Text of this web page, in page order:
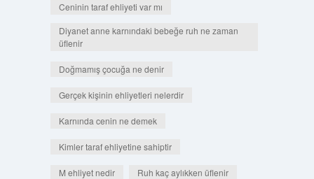
Ceninin taraf ehliyeti var mı
Diyanet anne karnındaki bebeğe ruh ne zaman
üflenir
Doğmamış çocuğa ne denir
Gerçek kişinin ehliyetleri nelerdir
Karnında cenin ne demek
Kimler taraf ehliyetine sahiptir
M ehliyet nedir Ruh kaç aylıkken üflenir